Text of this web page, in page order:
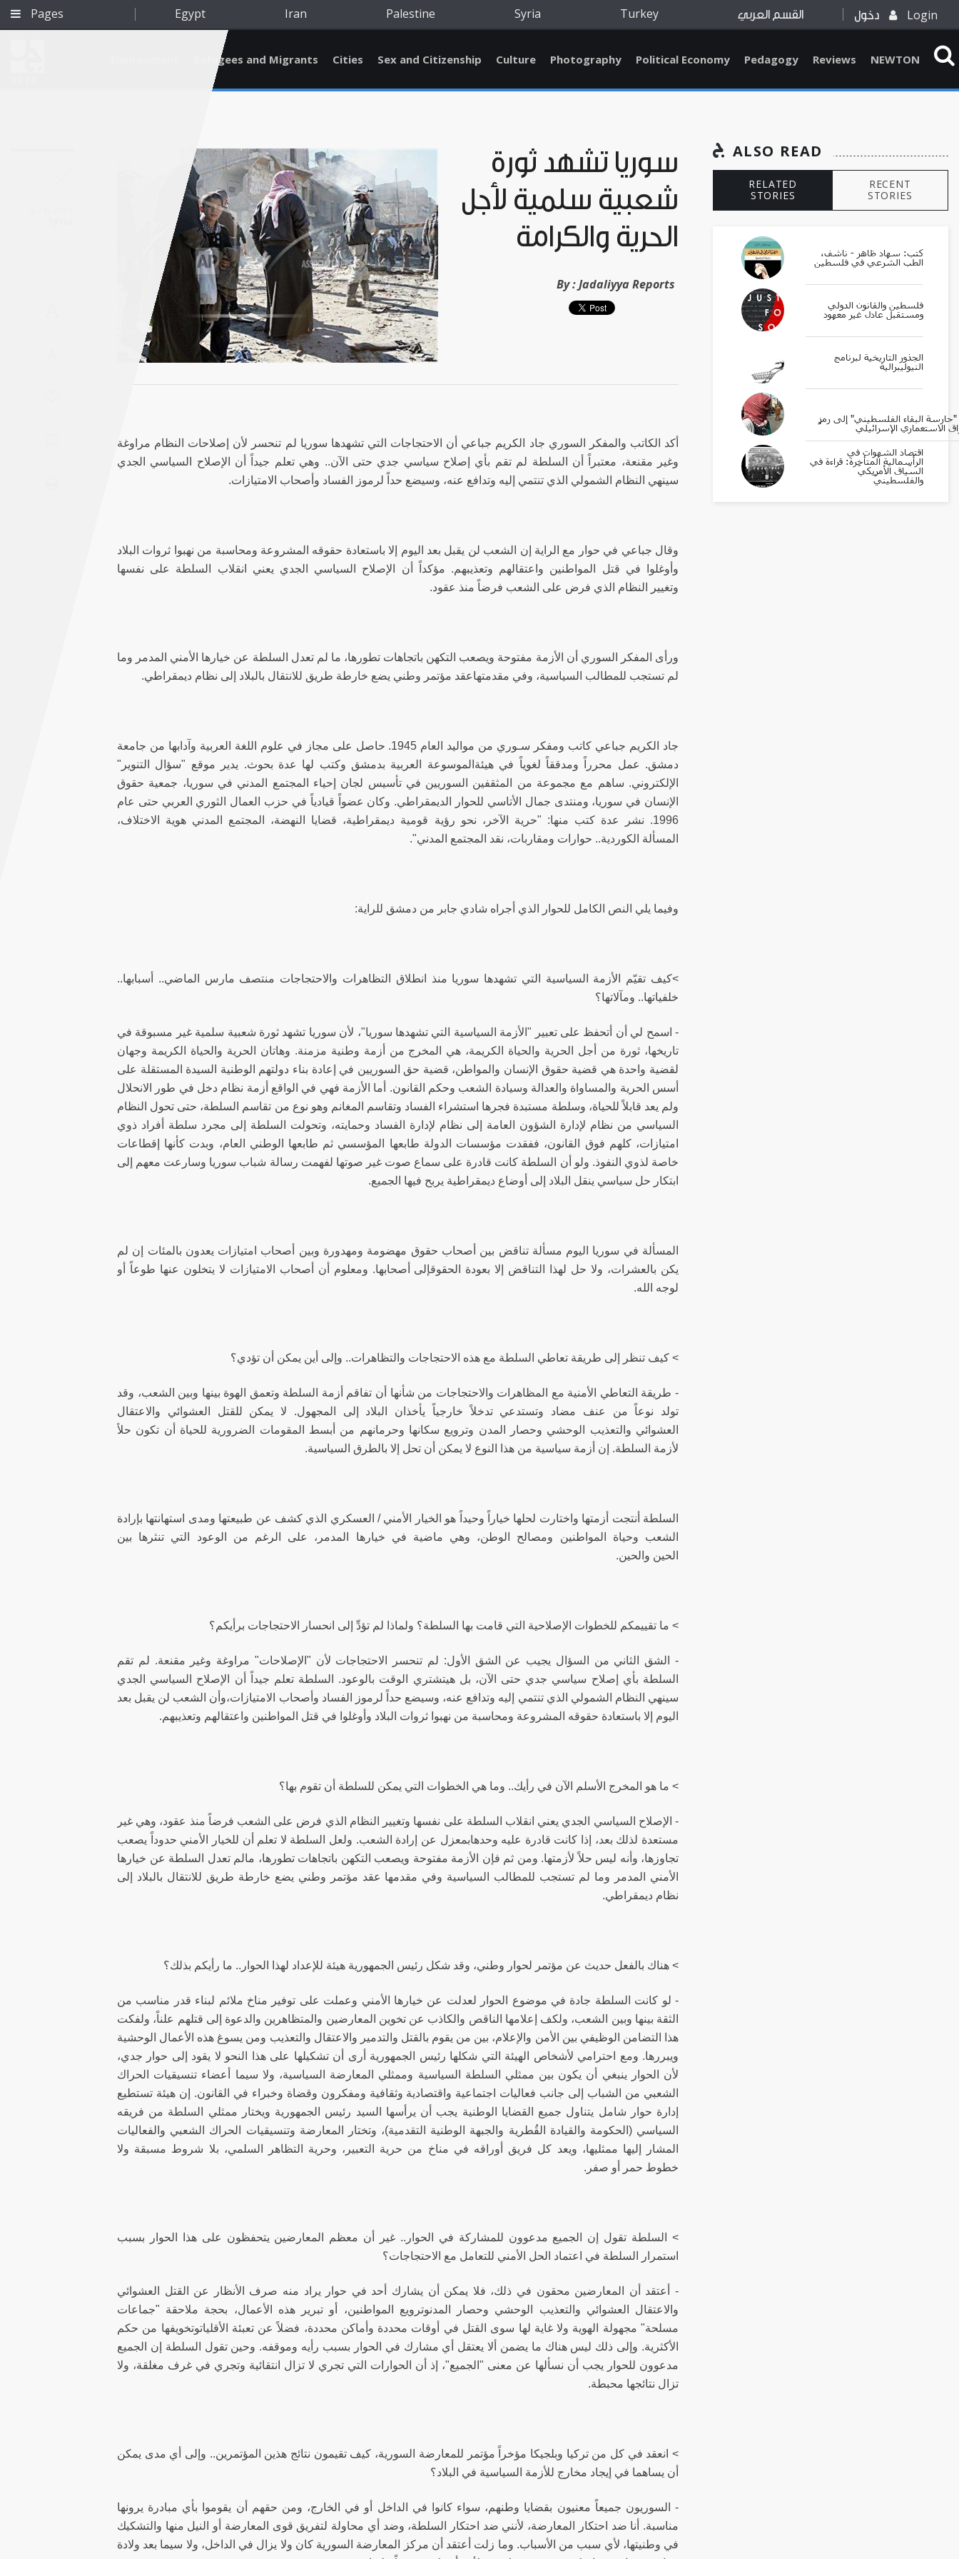
Pages Egypt Iran Palestine Syria Turkey القسم العربي دخول Login
Refugees and Migrants Cities Sex and Citizenship Culture Photography Political Economy Pedagogy Reviews NEWTON
سوريا تشهد ثورة
شعبية سلمية لأجل
الحرية والكرامة
By :Jadaliyya Reports
أكد الكاتب والمفكر السوري جاد الكريم جباعي أن الاحتجاجات التي تشهدها سوريا لم تنحسر لأن إصلاحات النظام مراوغة
وغير مقنعة، معتبراً أن السلطة لم تقم بأي إصلاح سياسي جدي حتى الآن.. وهي تعلم جيداً أن الإصلاح السياسي الجدي
سينهي النظام الشمولي الذي تنتمي إليه وتدافع عنه، وسيضع حداً لرموز الفساد وأصحاب الامتيازات.
وقال جباعي في حوار مع الراية إن الشعب لن يقبل بعد اليوم إلا باستعادة حقوقه المشروعة ومحاسبة من نهبوا ثروات البلاد
وأوغلوا في قتل المواطنين واعتقالهم وتعذيبهم. مؤكداً أن الإصلاح السياسي الجدي يعني انقلاب السلطة على نفسها
وتغيير النظام الذي فرض على الشعب فرضاً منذ عقود.
ورأى المفكر السوري أن الأزمة مفتوحة ويصعب التكهن باتجاهات تطورها، ما لم تعدل السلطة عن خيارها الأمني المدمر وما
لم تستجب للمطالب السياسية، وفي مقدمتهاعقد مؤتمر وطني يضع خارطة طريق للانتقال بالبلاد إلى نظام ديمقراطي.
جاد الكريم جباعي كاتب ومفكر سـوري من مواليد العام 1945. حاصل على مجاز في علوم اللغة العربية وآدابها من جامعة
دمشق. عمل محرراً ومدققاً لغوياً في هيئةالموسوعة العربية بدمشق وكتب لها عدة بحوث. يدير موقع "سؤال التنوير"
الإلكتروني. ساهم مع مجموعة من المثقفين السوريين في تأسيس لجان إحياء المجتمع المدني في سوريا، جمعية حقوق
الإنسان في سوريا، ومنتدى جمال الأتاسي للحوار الديمقراطي. وكان عضواً قيادياً في حزب العمال الثوري العربي حتى عام
1996. نشر عدة كتب منها: "حرية الآخر، نحو رؤية قومية ديمقراطية، قضايا النهضة، المجتمع المدني هوية الاختلاف،
المسألة الكوردية.. حوارات ومقاربات، نقد المجتمع المدني".
وفيما يلي النص الكامل للحوار الذي أجراه شادي جابر من دمشق للراية:
>كيف تقيّم الأزمة السياسية التي تشهدها سوريا منذ انطلاق التظاهرات والاحتجاجات منتصف مارس الماضي.. أسبابها..
خلفياتها.. ومآلاتها؟
- اسمح لي أن أتحفظ على تعبير "الأزمة السياسية التي تشهدها سوريا"، لأن سوريا تشهد ثورة شعبية سلمية غير مسبوقة في
تاريخها، ثورة من أجل الحرية والحياة الكريمة، هي المخرج من أزمة وطنية مزمنة. وهاتان الحرية والحياة الكريمة وجهان
لقضية واحدة هي قضية حقوق الإنسان والمواطن، قضية حق السوريين في إعادة بناء دولتهم الوطنية السيدة المستقلة على
أسس الحرية والمساواة والعدالة وسيادة الشعب وحكم القانون. أما الأزمة فهي في الواقع أزمة نظام دخل في طور الانحلال
ولم يعد قابلاً للحياة، وسلطة مستبدة فجرها استشراء الفساد وتقاسم المغانم وهو نوع من تقاسم السلطة، حتى تحول النظام
السياسي من نظام لإدارة الشؤون العامة إلى نظام لإدارة الفساد وحمايته، وتحولت السلطة إلى مجرد سلطة أفراد ذوي
امتيازات، كلهم فوق القانون، ففقدت مؤسسات الدولة طابعها المؤسسي ثم طابعها الوطني العام، وبدت كأنها إقطاعات
خاصة لذوي النفوذ. ولو أن السلطة كانت قادرة على سماع صوت غير صوتها لفهمت رسالة شباب سوريا وسارعت معهم إلى
ابتكار حل سياسي ينقل البلاد إلى أوضاع ديمقراطية يربح فيها الجميع.
المسألة في سوريا اليوم مسألة تناقض بين أصحاب حقوق مهضومة ومهدورة وبين أصحاب امتيازات يعدون بالمئات إن لم
يكن بالعشرات، ولا حل لهذا التناقض إلا بعودة الحقوقإلى أصحابها. ومعلوم أن أصحاب الامتيازات لا يتخلون عنها طوعاً أو
لوجه الله.
> كيف تنظر إلى طريقة تعاطي السلطة مع هذه الاحتجاجات والتظاهرات.. وإلى أين يمكن أن تؤدي؟
- طريقة التعاطي الأمنية مع المظاهرات والاحتجاجات من شأنها أن تفاقم أزمة السلطة وتعمق الهوة بينها وبين الشعب، وقد
تولد نوعاً من عنف مضاد وتستدعي تدخلاً خارجياً يأخذان البلاد إلى المجهول. لا يمكن للقتل العشوائي والاعتقال
العشوائي والتعذيب الوحشي وحصار المدن وترويع سكانها وحرمانهم من أبسط المقومات الضرورية للحياة أن تكون حلاً
لأزمة السلطة. إن أزمة سياسية من هذا النوع لا يمكن أن تحل إلا بالطرق السياسية.
السلطة أنتجت أزمتها واختارت لحلها خياراً وحيداً هو الخيار الأمني / العسكري الذي كشف عن طبيعتها ومدى استهانتها بإرادة
الشعب وحياة المواطنين ومصالح الوطن، وهي ماضية في خيارها المدمر، على الرغم من الوعود التي تنثرها بين
الحين والحين.
> ما تقييمكم للخطوات الإصلاحية التي قامت بها السلطة؟ ولماذا لم تؤدِّ إلى انحسار الاحتجاجات برأيكم؟
- الشق الثاني من السؤال يجيب عن الشق الأول: لم تنحسر الاحتجاجات لأن "الإصلاحات" مراوغة وغير مقنعة. لم تقم
السلطة بأي إصلاح سياسي جدي حتى الآن، بل هيتشتري الوقت بالوعود. السلطة تعلم جيداً أن الإصلاح السياسي الجدي
سينهي النظام الشمولي الذي تنتمي إليه وتدافع عنه، وسيضع حداً لرموز الفساد وأصحاب الامتيازات،وأن الشعب لن يقبل بعد
اليوم إلا باستعادة حقوقه المشروعة ومحاسبة من نهبوا ثروات البلاد وأوغلوا في قتل المواطنين واعتقالهم وتعذيبهم.
> ما هو المخرج الأسلم الآن في رأيك.. وما هي الخطوات التي يمكن للسلطة أن تقوم بها؟
- الإصلاح السياسي الجدي يعني انقلاب السلطة على نفسها وتغيير النظام الذي فرض على الشعب فرضاً منذ عقود، وهي غير
مستعدة لذلك بعد، إذا كانت قادرة عليه وحدهابمعزل عن إرادة الشعب. ولعل السلطة لا تعلم أن للخيار الأمني حدوداً يصعب
تجاوزها، وأنه ليس حلاً لأزمتها. ومن ثم فإن الأزمة مفتوحة ويصعب التكهن باتجاهات تطورها، مالم تعدل السلطة عن خيارها
الأمني المدمر وما لم تستجب للمطالب السياسية وفي مقدمها عقد مؤتمر وطني يضع خارطة طريق للانتقال بالبلاد إلى
نظام ديمقراطي.
> هناك بالفعل حديث عن مؤتمر لحوار وطني، وقد شكل رئيس الجمهورية هيئة للإعداد لهذا الحوار.. ما رأيكم بذلك؟
- لو كانت السلطة جادة في موضوع الحوار لعدلت عن خيارها الأمني وعملت على توفير مناخ ملائم لبناء قدر مناسب من
الثقة بينها وبين الشعب، ولكف إعلامها الناقص والكاذب عن تخوين المعارضين والمتظاهرين والدعوة إلى قتلهم علناً، ولفكت
هذا التضامن الوظيفي بين الأمن والإعلام، بين من يقوم بالقتل والتدمير والاعتقال والتعذيب ومن يسوغ هذه الأعمال الوحشية
ويبررها. ومع احترامي لأشخاص الهيئة التي شكلها رئيس الجمهورية أرى أن تشكيلها على هذا النحو لا يقود إلى حوار جدي،
لأن الحوار ينبغي أن يكون بين ممثلي السلطة السياسية وممثلي المعارضة السياسية، ولا سيما أعضاء تنسيقيات الحراك
الشعبي من الشباب إلى جانب فعاليات اجتماعية واقتصادية وثقافية ومفكرون وقضاة وخبراء في القانون. إن هيئة تستطيع
إدارة حوار شامل يتناول جميع القضايا الوطنية يجب أن يرأسها السيد رئيس الجمهورية ويختار ممثلي السلطة من فريقه
السياسي (الحكومة والقيادة القُطرية والجبهة الوطنية التقدمية)، وتختار المعارضة وتنسيقيات الحراك الشعبي والفعاليات
المشار إليها ممثليها، ويعد كل فريق أوراقه في مناخ من حرية التعبير، وحرية التظاهر السلمي، بلا شروط مسبقة ولا
خطوط حمر أو صفر.
> السلطة تقول إن الجميع مدعوون للمشاركة في الحوار.. غير أن معظم المعارضين يتحفظون على هذا الحوار بسبب
استمرار السلطة في اعتماد الحل الأمني للتعامل مع الاحتجاجات؟
- أعتقد أن المعارضين محقون في ذلك، فلا يمكن أن يشارك أحد في حوار يراد منه صرف الأنظار عن القتل العشوائي
والاعتقال العشوائي والتعذيب الوحشي وحصار المدنوترويع المواطنين، أو تبرير هذه الأعمال، بحجة ملاحقة "جماعات
مسلحة" مجهولة الهوية ولا غاية لها سوى القتل في أوقات محددة وأماكن محددة، فضلاً عن تعبئة الأقلياتوتخويفها من حكم
الأكثرية. وإلى ذلك ليس هناك ما يضمن ألا يعتقل أي مشارك في الحوار بسبب رأيه وموقفه. وحين تقول السلطة إن الجميع
مدعوون للحوار يجب أن نسألها عن معنى "الجميع"، إذ أن الحوارات التي تجري لا تزال انتقائية وتجري في غرف مغلقة، ولا
تزال نتائجها محبطة.
> انعقد في كل من تركيا وبلجيكا مؤخراً مؤتمر للمعارضة السورية، كيف تقيمون نتائج هذين المؤتمرين.. وإلى أي مدى يمكن
أن يساهما في إيجاد مخارج للأزمة السياسية في البلاد؟
- السوريون جميعاً معنيون بقضايا وطنهم، سواء كانوا في الداخل أو في الخارج، ومن حقهم أن يقوموا بأي مبادرة يرونها
مناسبة. أنا ضد احتكار المعارضة، لأنني ضد احتكار السلطة، وضد أي محاولة لتفريق قوى المعارضة أو النيل منها والتشكيك
في وطنيتها، لأي سبب من الأسباب. وما زلت أعتقد أن مركز المعارضة السورية كان ولا يزال في الداخل، ولا سيما بعد ولادة
ALSO READ
RELATED
STORIES
RECENT
STORIES
كتب: سهاد ظاهر - ناشف،
الطب الشرعي في فلسطين
فلسطين والقانون الدولي
ومستقبل عادل غير معهود
الجذور التاريخية لبرنامج
النيوليبرالية
البقاء الفلسطيني" إلى رمزٍ
الاستعماري الإسرائيلي
اقتصاد الشهوات في
الرأسمالية المتأخرة: قراءة في
السّياق الأمريكيّ
والفلسطينيّ